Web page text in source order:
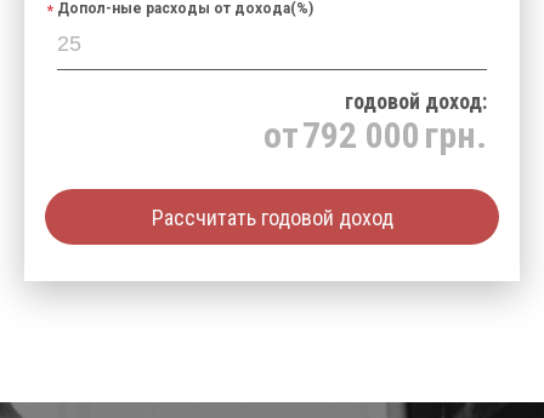
Допол-ные расходы от дохода(%)
годовой доход:
от792 000 грн.
Рассчитать годовой доход